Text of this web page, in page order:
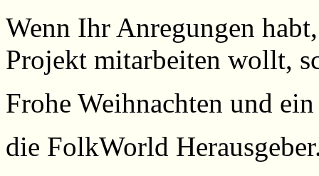
Wenn Ihr Anregungen
Projekt mitarbeiten wollt,
Frohe Weihnachten und
die FolkWorld